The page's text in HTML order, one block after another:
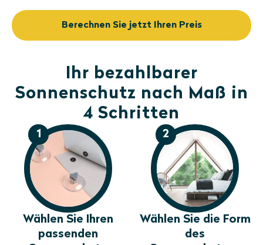
Berechnen Sie jetzt Ihren Preis
Ihr bezahlbarer
Sonnenschutz nach Maß in
4 Schritten
1
Wählen Sie Ihren
passenden
2
Wählen Sie die Form
des